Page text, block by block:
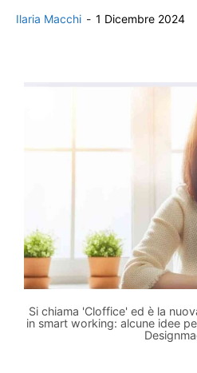
Ilaria Macchi - 1 Dicembre 2024
Si chiama 'Cloffice' ed è la
in smart working: alcune idee